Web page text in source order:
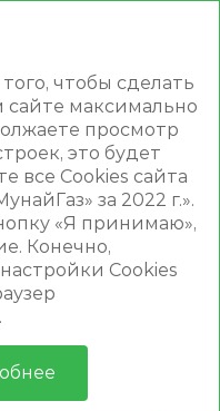
их влияние
КМГ
чтобы сделать
максимально
просмотр
это будет
все Cookies сайта
за 2022 г.».
«Я принимаю»,
Конечно,
Cookies